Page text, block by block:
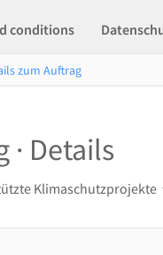
conditions
zum Auftrag
· Details
Klimaschutzprojekte